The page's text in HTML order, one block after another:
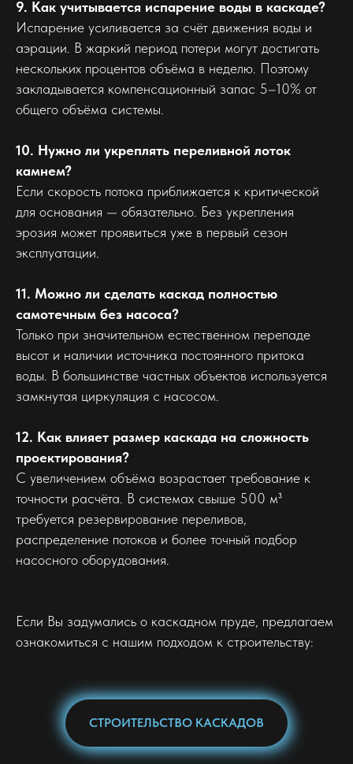
9. Как учитывается испарение воды в каскаде?
Испарение усиливается за счёт движения воды и
аэрации. В жаркий период потери могут достигать
нескольких процентов объёма в неделю. Поэтому
закладывается компенсационный запас 5–10% от
общего объёма системы.
10. Нужно ли укреплять переливной лоток
камнем?
Если скорость потока приближается к критической
для основания — обязательно. Без укрепления
эрозия может проявиться уже в первый сезон
эксплуатации.
11. Можно ли сделать каскад полностью
самотечным без насоса?
Только при значительном естественном перепаде
высот и наличии источника постоянного притока
воды. В большинстве частных объектов используется
замкнутая циркуляция с насосом.
12. Как влияет размер каскада на сложность
проектирования?
С увеличением объёма возрастает требование к
точности расчёта. В системах свыше 500 м³
требуется резервирование переливов,
распределение потоков и более точный подбор
насосного оборудования.
Если Вы задумались о каскадном пруде, предлагаем
ознакомиться с нашим подходом к строительству:
СТРОИТЕЛЬСТВО КАСКАДОВ